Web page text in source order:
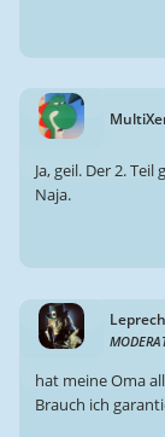
Ja, geil. Der 2.
Naja.
hat meine Oma
Brauch ich